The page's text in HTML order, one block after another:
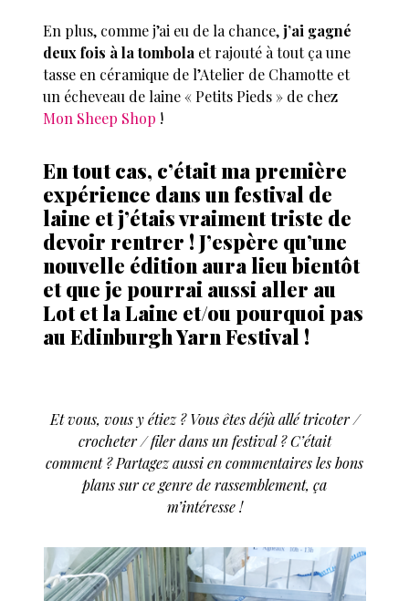
En plus, comme j’ai eu de la chance,j’ai gagné
deux fois à la tombola et rajouté à tout ça une
tasse en céramique de l’Atelier de Chamotte et
un écheveau de laine « Petits Pieds » de chez
Mon Sheep Shop !
En tout cas, c’était ma première
expérience dans un festival de
laine et j’étais vraiment triste de
devoir rentrer ! J’espère qu’une
nouvelle édition aura lieu bientôt
et que je pourrai aussi aller au
Lot et la Laine et/ou pourquoi pas
au Edinburgh Yarn Festival !
Et vous, vous y étiez ? Vous êtes déjà allé tricoter /
crocheter / filer dans un festival ? C’était
comment ? Partagez aussi en commentaires les bons
plans sur ce genre de rassemblement, ça
m’intéresse !